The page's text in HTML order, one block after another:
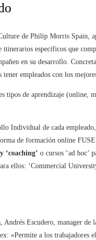
de Philip Morris Spain,
específicos que
en su desarrollo.
empleados con los
tipos de aprendizaje
Individual de cada
de formación online
‘coaching’ o cursos ‘ad hoc’
ellos: ‘Commercial
Escudero, manager
«Permite a los